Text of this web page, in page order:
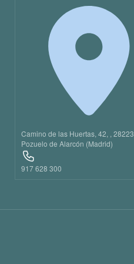
Camino de las Huertas, 42, , 28223
Pozuelo de Alarcón (Madrid)
917 628 300